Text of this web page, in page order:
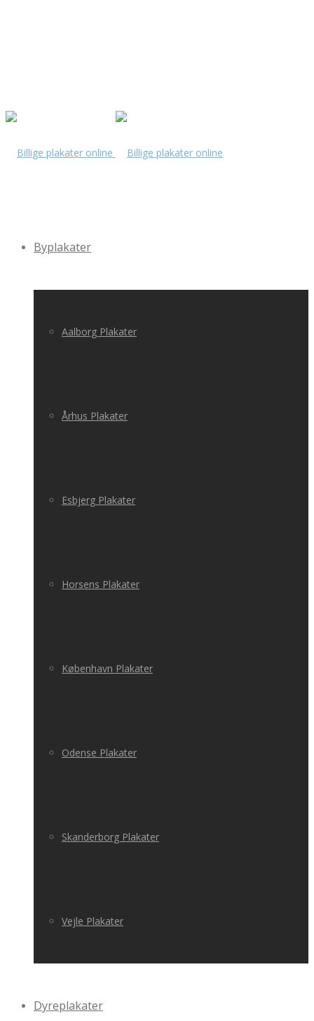
Byplakater
Aalborg Plakater
Århus Plakater
Esbjerg Plakater
Horsens Plakater
København Plakater
Odense Plakater
Skanderborg Plakater
Vejle Plakater
Dyreplakater